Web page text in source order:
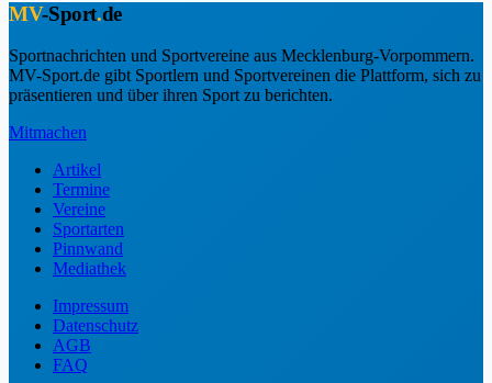
MV-Sport.de
Sportnachrichten und Sportvereine aus Mecklenburg-Vorpommern.
MV-Sport.de gibt Sportlern und Sportvereinen die Plattform, sich zu
präsentieren und über ihren Sport zu berichten.
Mitmachen
Artikel
Termine
Vereine
Sportarten
Pinnwand
Mediathek
Impressum
Datenschutz
AGB
FAQ